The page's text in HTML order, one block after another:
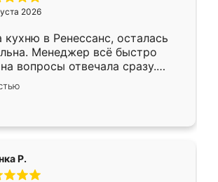
2026
кухню в Ренессанс, осталась
Менеджер всё быстро
вопросы отвечала сразу.
в субботу, подошёл к
ответственностью. Собрали
работали аккуратно, даже
Р.